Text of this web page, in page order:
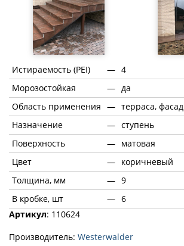
Истираемость (PEI) — 4
Морозостойкая
— да
Область применения — терраса, фасад
Назначение
— ступень
Поверхность
— матовая
Цвет
— коричневый
Толщина, мм
— 9
В кробке, шт
— 6
Артикул: 110624
Производитель: Westerwalder